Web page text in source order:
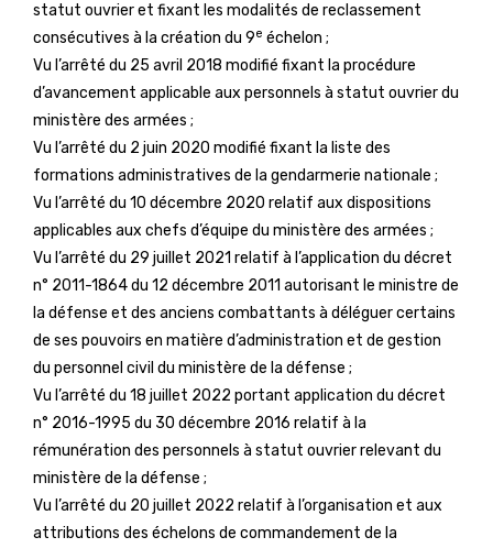
statut ouvrier et fixant les modalités de reclassement
consécutives à la création du 9e échelon ;
Vu l’arrêté du 25 avril 2018 modifié fixant la procédure
d’avancement applicable aux personnels à statut ouvrier du
ministère des armées ;
Vu l’arrêté du 2 juin 2020 modifié fixant la liste des
formations administratives de la gendarmerie nationale ;
Vu l’arrêté du 10 décembre 2020 relatif aux dispositions
applicables aux chefs d’équipe du ministère des armées ;
Vu l’arrêté du 29 juillet 2021 relatif à l’application du décret
n° 2011-1864 du 12 décembre 2011 autorisant le ministre de
la défense et des anciens combattants à déléguer certains
de ses pouvoirs en matière d’administration et de gestion
du personnel civil du ministère de la défense ;
Vu l’arrêté du 18 juillet 2022 portant application du décret
n° 2016-1995 du 30 décembre 2016 relatif à la
rémunération des personnels à statut ouvrier relevant du
ministère de la défense ;
Vu l’arrêté du 20 juillet 2022 relatif à l’organisation et aux
attributions des échelons de commandement de la